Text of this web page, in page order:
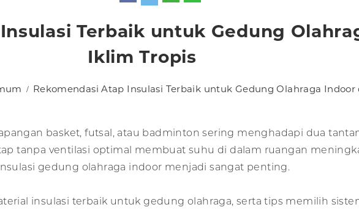
Terbaik untuk Gedung
Iklim Tropis
Rekomendasi Atap Insulasi Terbaik untuk Gedung Olahraga
basket, futsal, atau badminton sering menghadapi dua
tanpa ventilasi optimal membuat suhu di dalam ruangan
gedung olahraga indoor menjadi sangat penting.
insulasi terbaik untuk gedung olahraga, serta tips memilih